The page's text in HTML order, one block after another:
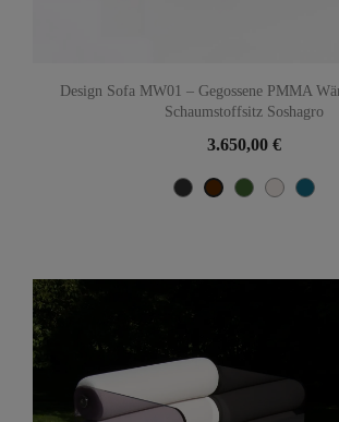
Design Sofa MW01 – Gegossene PMMA
Schaumstoffsitz Soshagro
3.650,00 €
Noir Métallique
BraunGrünPerle